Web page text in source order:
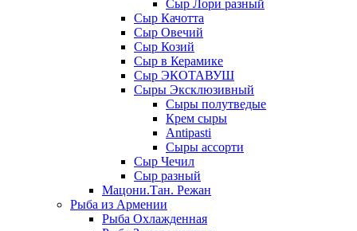
Сыр Лори разный
Сыр Качотта
Сыр Овечий
Сыр Козий
Сыр в Керамике
Сыр ЭКОТАВУШ
Сыры Эксклюзивный
Сыры полутведые
Крем сыры
Antipasti
Сыры ассорти
Сыр Чечил
Сыр разный
Мацони.Тан. Режан
Рыба из Армении
Рыба Охлажденная